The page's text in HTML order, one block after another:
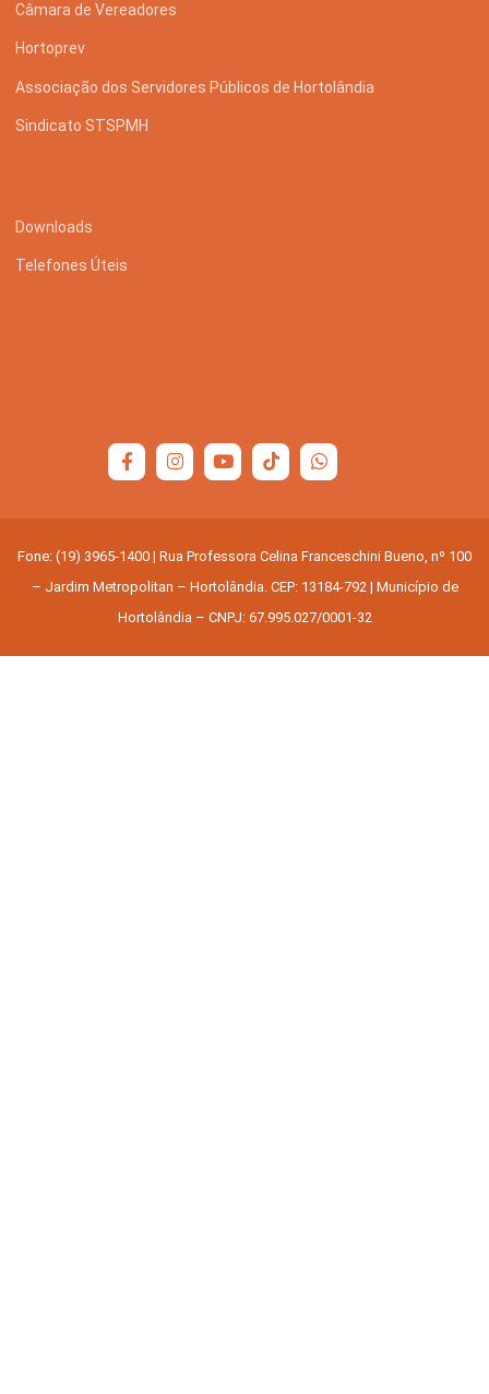
Câmara de Vereadores
Hortoprev
Associação dos Servidores Públicos de Hortolândia
Sindicato STSPMH
Downloads
Telefones Úteis
Fone: (19) 3965-1400 | Rua Professora Celina Franceschini Bueno, nº 100
– Jardim Metropolitan – Hortolândia. CEP: 13184-792 | Município de
Hortolândia – CNPJ: 67.995.027/0001-32